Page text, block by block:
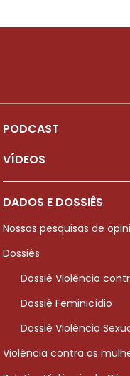
PODCAST
VÍDEOS
DADOS E DOSSIÊS
Nossas pesquisas de
Dossiês
Dossiê Violência
Dossiê Feminicídio
Dossiê Violência
Violência contra as